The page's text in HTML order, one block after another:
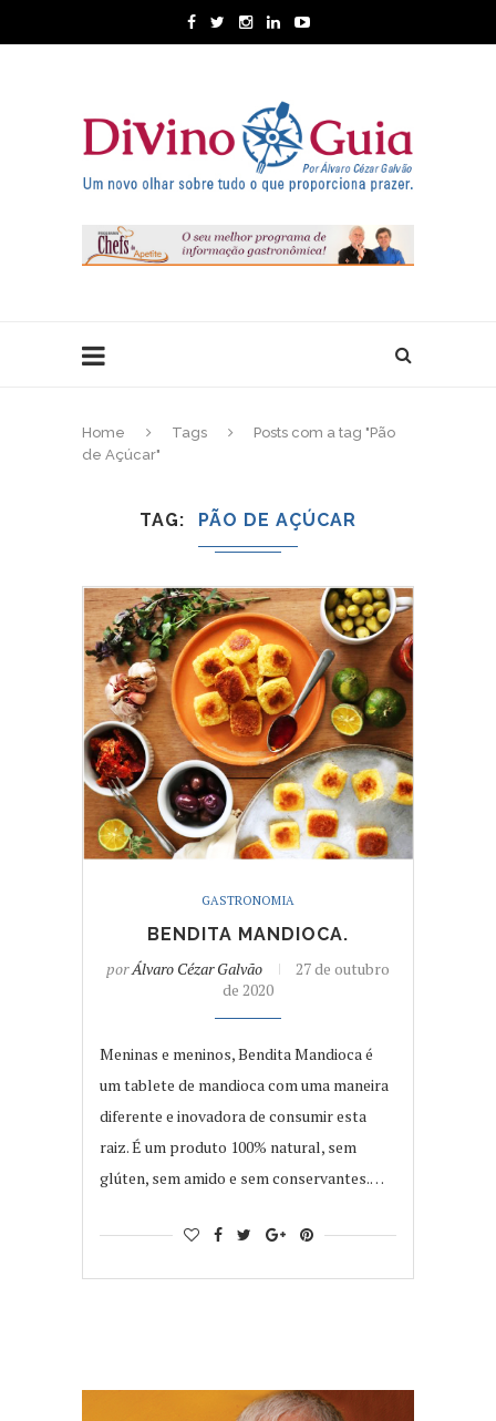
Home Tags
Posts com a tag "Pão
de Açúcar"
TAG PÃO DE AÇÚCAR
GASTRONOMIA
BENDITA MANDIOCA.
porÁlvaro Cézar Galvão
27 de outubro
de 2020
Meninas e meninos, Bendita Mandioca é
um tablete de mandioca com uma maneira
diferente e inovadora de consumir esta
raiz. É um produto 100% natural, sem
glúten, sem amido e sem conservantes.…